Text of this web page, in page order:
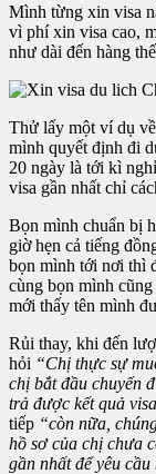
Mình từng xin visa
vì phí xin visa cao,
như dài đến hàng
Thử lấy một ví dụ
mình quyết định đi
20 ngày là tới kì
visa gần nhất chỉ
Bọn mình chuẩn bị
giờ hẹn cả tiếng
bọn mình tới nơi thì
cùng bọn mình
mới thấy tên mình
Rủi thay, khi đến
hỏi “Chị thực sự
chị bắt đầu chuyến
trả được kết quả
tiếp “còn nữa,
hồ sơ của chị chưa
gần nhất để yêu cầu